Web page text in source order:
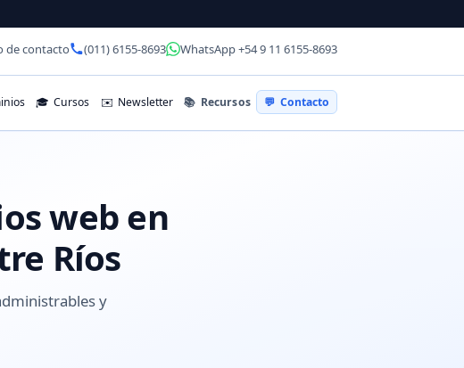
de contacto (011) 6155-8693 WhatsApp +54 9 11 6155-8693
🎓 Cursos ✉️ Newsletter 📚 Recursos 💬 Contacto
web en
Ríos
y